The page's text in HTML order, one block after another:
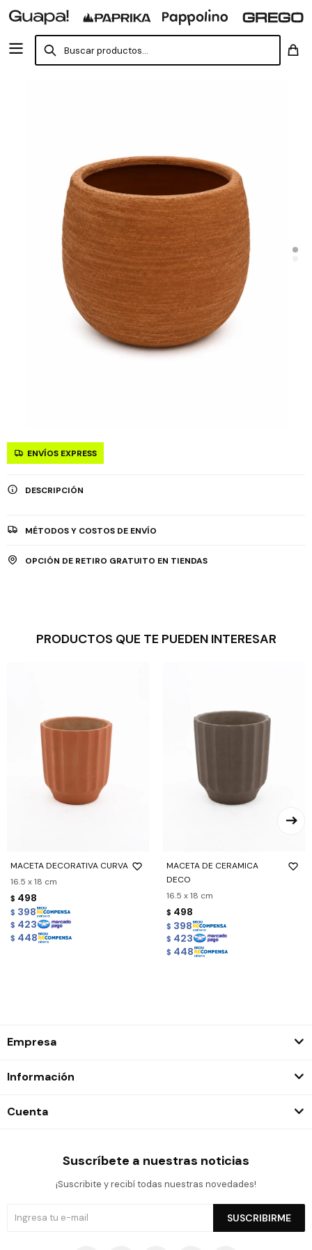
ENVÍOS EXPRESS
DESCRIPCIÓN
MÉTODOS Y COSTOS DE ENVÍO
OPCIÓN DE RETIRO GRATUITO EN TIENDAS
PRODUCTOS QUE TE PUEDEN INTERESAR
MACETA DECORATIVA CURVA
16.5 x 18 cm
$ 498
$ 398
$ 423
$ 448
MACETA DE CERAMICA
DECO
16.5 x 18 cm
$ 498
$ 398
$ 423
$ 448
Empresa
Información
Cuenta
Suscríbete a nuestras noticias
¡Suscribite y recibí todas nuestras novedades!
SUSCRIBIRME